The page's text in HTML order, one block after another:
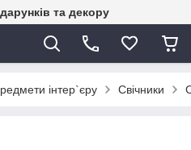
та декору
інтер`єру Свічники